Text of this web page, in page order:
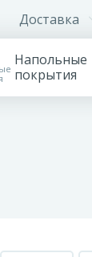
Доставка
Напольные
покрытия